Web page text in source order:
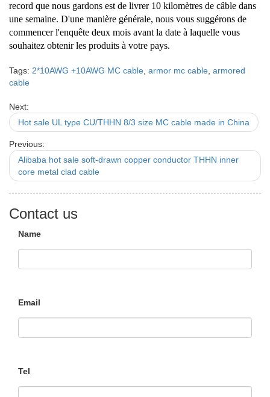
record que nous gardons est de livrer 10 kilomètres de câble dans
une semaine. D'une manière générale, nous vous suggérons de
commencer l'enquête deux mois avant la date à laquelle vous
souhaitez obtenir les produits à votre pays.
Tags: 2*10AWG +10AWG MC cable armor mc cable armored
cable
Next:
Hot sale UL type CU/THHN 8/3 size MC cable made in China
Previous:
Alibaba hot sale soft-drawn copper conductor THHN inner
core metal clad cable
Contact us
Name
Email
Tel